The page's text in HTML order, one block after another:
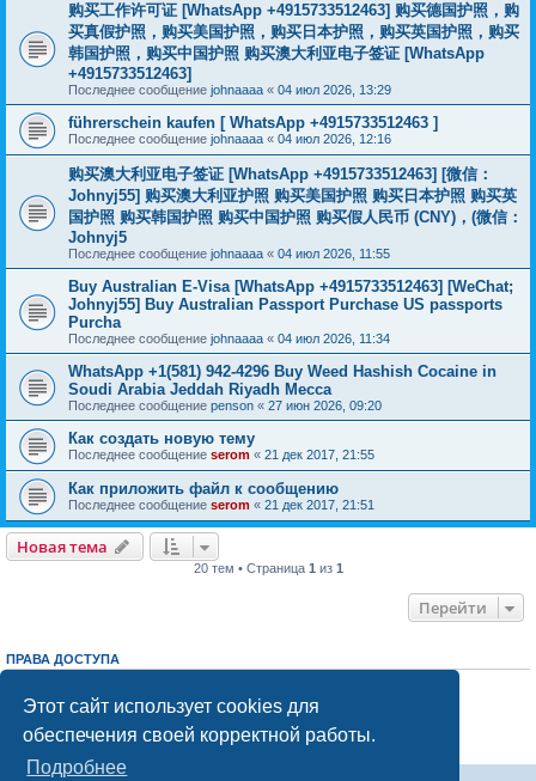
Этот сайт использует cookies для
обеспечения своей корректной работы.
Подробнее
购买工作许可证 [WhatsApp +4915733512463] 购买德国护照，购
买真假护照，购买美国护照，购买日本护照，购买英国护照，购买
韩国护照，购买中国护照 购买澳大利亚电子签证 [WhatsApp
+4915733512463]
Последнее сообщение johnaaaa « 04 июл 2026, 13:29
führerschein kaufen [ WhatsApp +4915733512463 ]
Последнее сообщение johnaaaa « 04 июл 2026, 12:16
购买澳大利亚电子签证 [WhatsApp +4915733512463] [微信：
Johnyj55] 购买澳大利亚护照 购买美国护照 购买日本护照 购买英
国护照 购买韩国护照 购买中国护照 购买假人民币 (CNY)，(微信：
Johnyj5
Последнее сообщение johnaaaa « 04 июл 2026, 11:55
Buy Australian E-Visa [WhatsApp +4915733512463] [WeChat;
Johnyj55] Buy Australian Passport Purchase US passports
Purcha
Последнее сообщение johnaaaa « 04 июл 2026, 11:34
WhatsApp +1(581) 942-4296 Buy Weed Hashish Cocaine in
Soudi Arabia Jeddah Riyadh Mecca
Последнее сообщение penson « 27 июн 2026, 09:20
Как создать новую тему
Последнее сообщение serom « 21 дек 2017, 21:55
Как приложить файл к сообщению
Последнее сообщение serom « 21 дек 2017, 21:51
Новая тема
20 тем • Страница 1 из 1
Перейти
ПРАВА ДОСТУПА
Выне можетеотвечать на сообщения
Выне можетередактировать свои сообщения
Выне можетеудалять свои сообщения
добавлять вложения